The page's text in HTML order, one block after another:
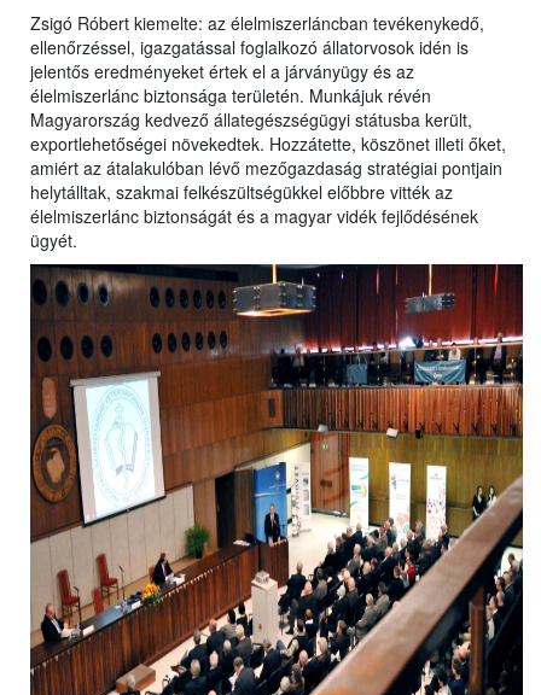
Zsigó Róbert kiemelte: az élelmiszerláncban tevékenykedő,
ellenőrzéssel, igazgatással foglalkozó állatorvosok idén is
jelentős eredményeket értek el a járványügy és az
élelmiszerlánc biztonsága területén. Munkájuk révén
Magyarország kedvező állategészségügyi státusba került,
exportlehetőségei növekedtek. Hozzátette, köszönet illeti őket,
amiért az átalakulóban lévő mezőgazdaság stratégiai pontjain
helytálltak, szakmai felkészültségükkel előbbre vitték az
élelmiszerlánc biztonságát és a magyar vidék fejlődésének
ügyét.